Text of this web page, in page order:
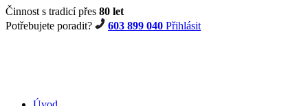
Činnost s tradicí přes 80 let
Potřebujete poradit?
603 899 040 Přihlásit